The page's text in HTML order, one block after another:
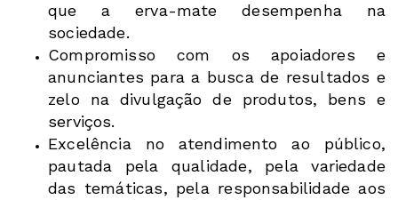
que a erva-mate desempenha na
sociedade.
Compromisso com os apoiadores e
anunciantes para a busca de resultados e
zelo na divulgação de produtos, bens e
serviços.
Excelência no atendimento ao público,
pautada pela qualidade, pela variedade
das temáticas, pela responsabilidade aos